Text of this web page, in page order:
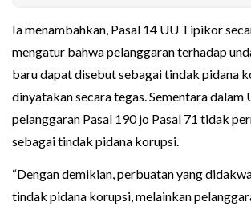
Ia menambahkan, Pasal 14 UU Tipikor
mengatur bahwa pelanggaran terhadap
baru dapat disebut sebagai tindak pidana
dinyatakan secara tegas. Sementara dalam
pelanggaran Pasal 190 jo Pasal 71 tidak
sebagai tindak pidana korupsi.
“Dengan demikian, perbuatan yang
tindak pidana korupsi, melainkan